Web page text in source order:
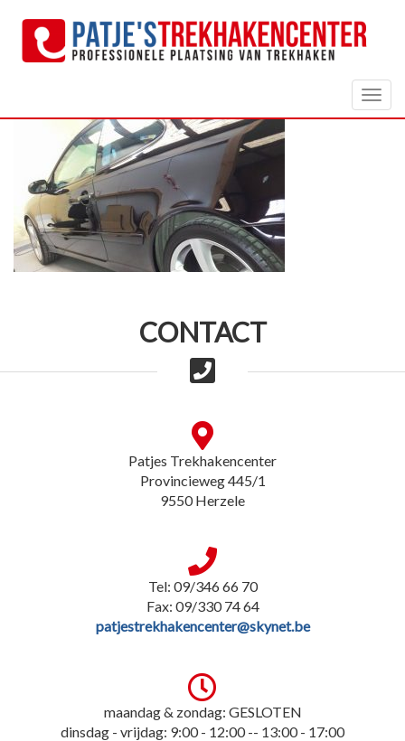
CONTACT
Patjes Trekhakencenter
Provincieweg 445/1
9550 Herzele
Tel: 09/346 66 70
Fax: 09/330 74 64
patjestrekhakencenter@skynet.be
maandag & zondag: GESLOTEN
dinsdag - vrijdag: 9:00 - 12:00 -- 13:00 - 17:00